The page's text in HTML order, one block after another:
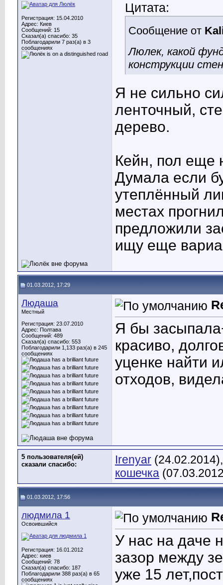
Регистрация: 15.04.2010
Адрес: Киев
Сообщений: 15
Сказал(а) спасибо: 35
Поблагодарили 7 раз(а) в 3
сообщениях
Цитата:
Сообщение от
Люлек, какой
конструкции
Я не сильно
ленточный,
дерево.
Кейн, пол еще
Думала если
утеплённый
местах
предложили
ищу еще
01.03.2012, 17:29
Людаша
Местный
Регистрация: 23.07.2010
Адрес: Полтава
Сообщений: 489
Сказал(а) спасибо: 553
Поблагодарили 1,133 раз(а) в 245
сообщениях
Я бы
красиво,
уценке найти
отходов,
5 пользователя(ей)
сказали cпасибо:
Irenyar
кошечка
01.03.2012, 17:56
людмила 1
Освоившийся
Регистрация: 16.01.2012
Адрес: киев
Сообщений: 78
Сказал(а) спасибо: 187
Поблагодарили 388 раз(а) в 65
сообщениях
У нас на даче
зазор между
уже 15